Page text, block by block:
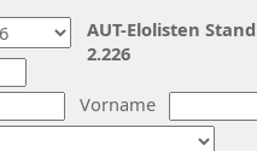
Vorname
AUT-Elolisten
2.226